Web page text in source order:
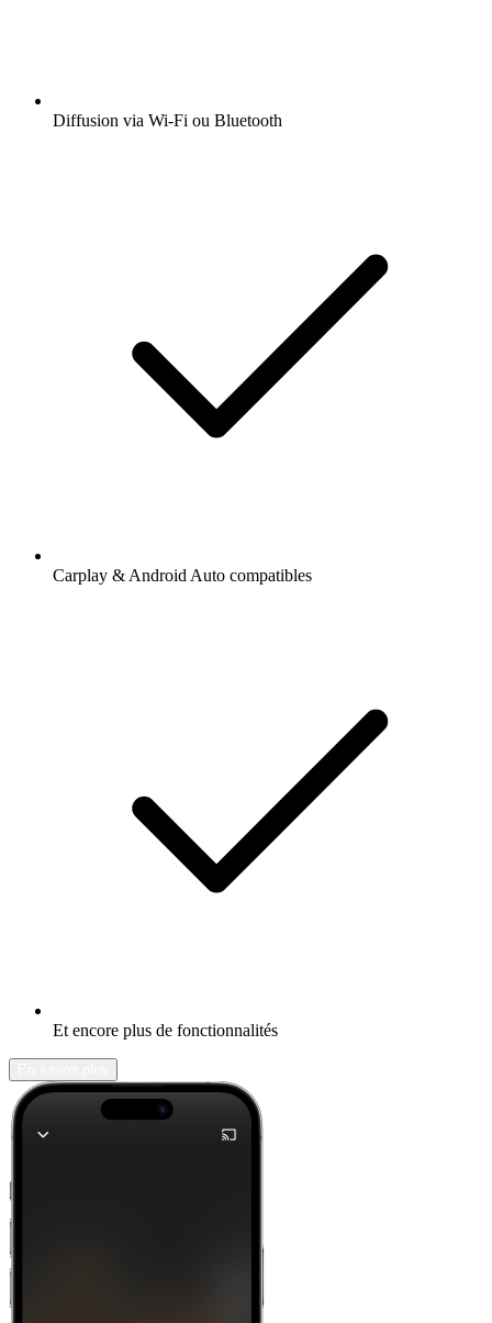
Diffusion via Wi-Fi ou Bluetooth
Carplay & Android Auto compatibles
Et encore plus de fonctionnalités